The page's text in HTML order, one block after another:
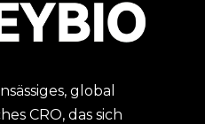
global
CRO, das sich